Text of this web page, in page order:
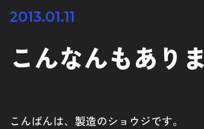
2013.01.11
こんなんもありま
こんばんは、製造のショウジです。